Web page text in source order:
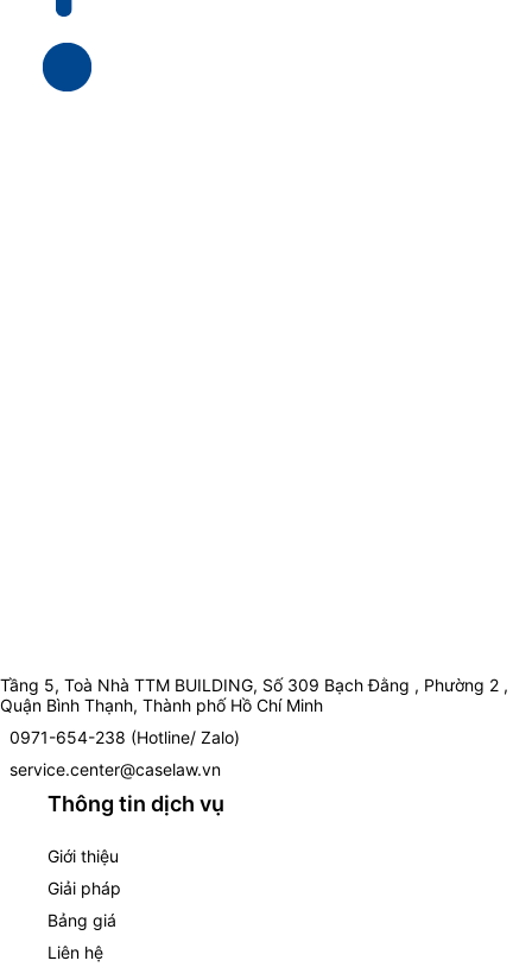
Tầng 5, Toà Nhà TTM BUILDING, Số 309 Bạch Đằng , Phường 2 ,
Quận Bình Thạnh, Thành phố Hồ Chí Minh
0971-654-238 (Hotline/ Zalo)
service.center@caselaw.vn
Thông tin dịch vụ
Giới thiệu
Giải pháp
Bảng giá
Liên hệ